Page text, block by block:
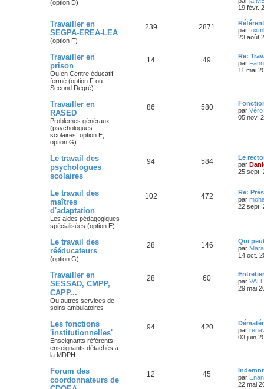
(option D)
19 févr.
Travailler en
SEGPA-EREA-LEA
(option F)
239 2871
par
23 août
Travailler en
prison
Ou en Centre éducatif
fermé (option F ou
Second Degré)
14 49
Re:
par
11 mai
Travailler en
RASED
Problèmes généraux
(psychologues
scolaires, option E,
option G).
86 580
par Véro
05 nov.
Le travail des
psychologues
scolaires
94 584
Le
par
25 sept.
Le travail des
maîtres
d'adaptation
Les aides pédagogiques
spécialisées (option E).
102 472
Re:
par
22 sept.
Le travail des
rééducateurs
(option G)
28 146
Qui
par
14 oct.
Travailler en
SESSAD, CMPP,
CAPP...
Ou autres services de
soins ambulatoires
28 60
par
29 mai
Les fonctions
'institutionnelles'
Enseignants référents,
enseignants détachés à
la MDPH...
94 420
par
03 juin
Forum des
coordonnateurs de
12 45
par
22 mai